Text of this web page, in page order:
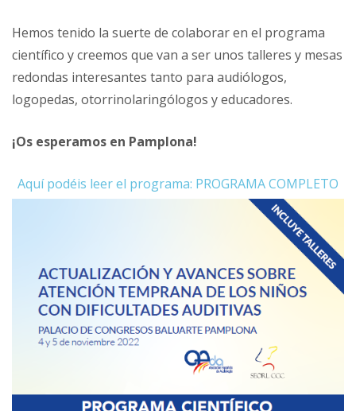
Hemos tenido la suerte de colaborar en el programa
científico y creemos que van a ser unos talleres y mesas
redondas interesantes tanto para audiólogos,
logopedas, otorrinolaringólogos y educadores.
¡Os esperamos en Pamplona!
Aquí podéis leer el programa: PROGRAMA COMPLETO